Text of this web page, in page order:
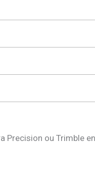
ou Trimble